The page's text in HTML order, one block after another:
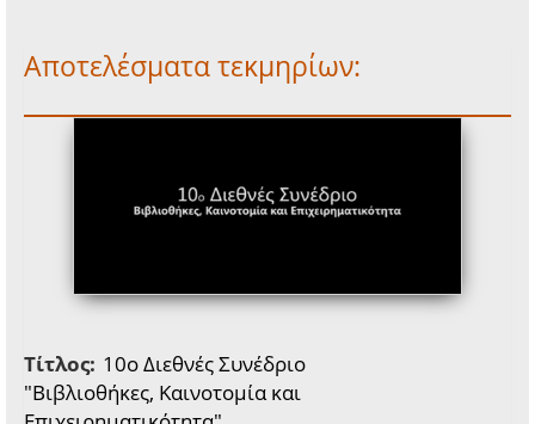
Αποτελέσματα τεκμηρίων:
Τίτλος: 10ο Διεθνές Συνέδριο
"Βιβλιοθήκες, Καινοτομία και